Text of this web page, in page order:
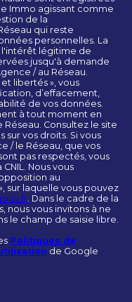
Immo agissant comme
de la
qui reste
personnelles. La
l'intérêt légitime de
jusqu'à demande
/ au Réseau.
libertés », vous
d’effacement,
de vos données.
à tout moment en
Consultez le site
sur vos droits. Si vous
/ le Réseau, que vos
pas respectés, vous
Nous vous
au
sur laquelle vous pouvez
. Dans le cadre de la
nous vous invitons à ne
le champ de saisie libre.
Politiques de
de Google